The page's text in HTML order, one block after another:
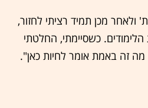
מכן תמיד רציתי לחזור,
כשסיימתי, החלטתי
מה זה באמת אומר לחיות כאן".